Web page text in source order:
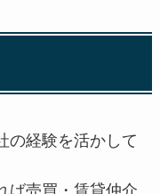
の経験を活かして